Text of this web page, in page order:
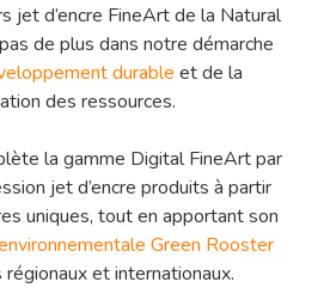
jet d’encre FineArt de la Natural
de plus dans notre démarche
durable et de la
des ressources.
la gamme Digital FineArt par
jet d’encre produits à partir
uniques, tout en apportant son
Green Rooster
et internationaux.